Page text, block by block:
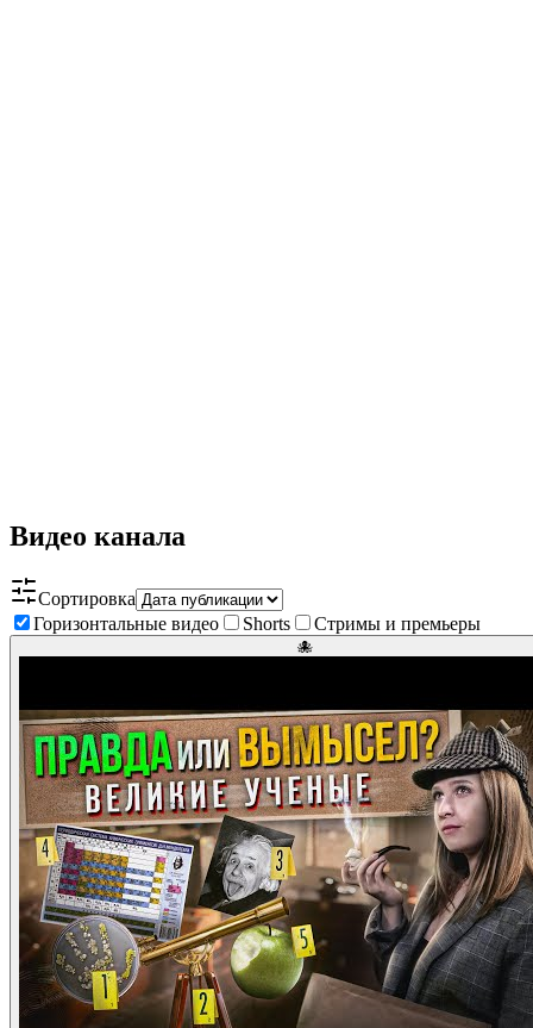
Видео канала
Сортировка
Горизонтальные видео
Shorts Стримы и премьеры
🐙